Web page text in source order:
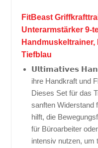
FitBeast
Unterarmstärker 9-
Tiefblau
𝗨𝗹𝘁𝗶𝗺𝗮𝘁𝗶𝘃𝗲𝘀
ihre Handkraft und
Dieses Set für das
sanften Widerstand
hilft, die
für Büroarbeiter
intensiv nutzen, um